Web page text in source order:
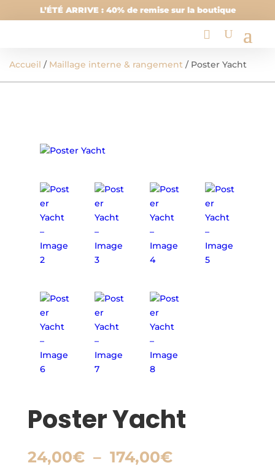
L’ÉTÉ ARRIVE : 40% de remise sur la boutique
Accueil / Maillage interne & rangement / Poster Yacht
Poster Yacht
24,00€ – 174,00€Plage